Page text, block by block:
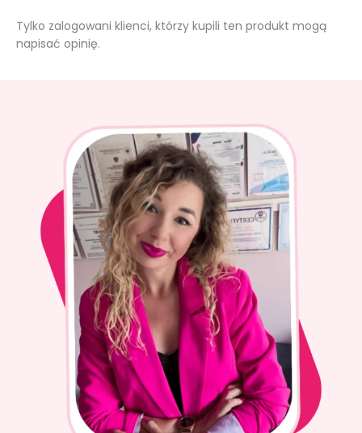
Tylko zalogowani klienci, którzy kupili ten produkt mogą
napisać opinię.